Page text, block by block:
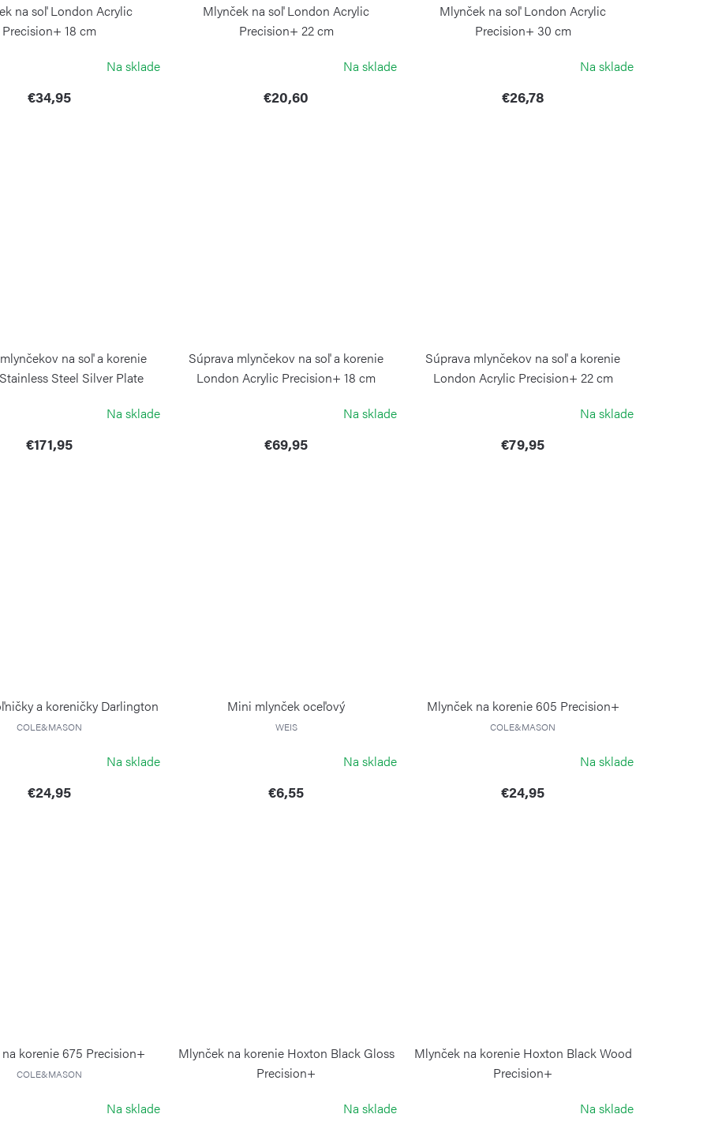
na soľ London Acrylic
Precision+ 18 cm
Na sklade
€34,95
Mlynček na soľ London Acrylic
Precision+ 22 cm
Na sklade
€20,60
Mlynček na soľ London Acrylic
Precision+ 30 cm
Na sklade
€26,78
na soľ a korenie
Steel Silver Plate
Na sklade
€171,95
Súprava mlynčekov na soľ a korenie
London Acrylic Precision+ 18 cm
Na sklade
€69,95
Súprava mlynčekov na soľ a korenie
London Acrylic Precision+ 22 cm
Na sklade
€79,95
a koreničky Darlington
COLE&MASON
Na sklade
€24,95
Mini mlynček oceľový
WEIS
Na sklade
€6,55
Mlynček na korenie 605 Precision+
COLE&MASON
Na sklade
€24,95
korenie 675 Precision+
COLE&MASON
Na sklade
Mlynček na korenie Hoxton Black Gloss
Precision+
Na sklade
Mlynček na korenie Hoxton Black Wood
Precision+
Na sklade